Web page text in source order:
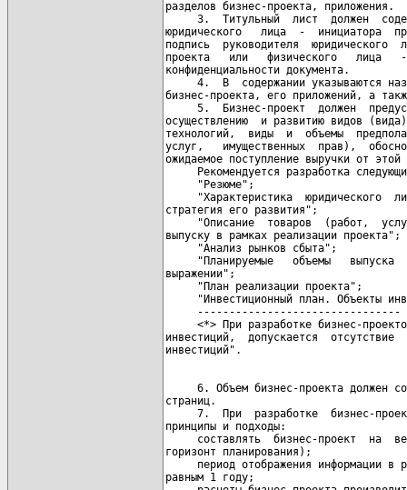
разделов бизнес-проекта, приложения.
3.  Титульный  лист  должен
юридического   лица  -  инициатора
подпись  руководителя  юридического
проекта   или   физического   лица
конфиденциальности документа.
4.  В  содержании указываются
бизнес-проекта, его приложений, а
5.  Бизнес-проект  должен
осуществлению  и развитию видов
технологий,  виды  и  объемы
услуг,   имущественных  прав),
ожидаемое поступление выручки от этой
Рекомендуется разработка
     "Резюме";
"Характеристика  юридического
стратегия его развития";
"Описание  товаров  (работ,
выпуску в рамках реализации проекта";
     "Анализ рынков сбыта";
"Планируемые   объемы   выпуска
выражении";
     "План реализации проекта";
"Инвестиционный план. Объекты
     --------------------------------
<*> При разработке бизнес-
инвестиций,  допускается  отсутствие
6. Объем бизнес-проекта должен
страниц.
7.  При  разработке  бизнес-
принципы и подходы:
составлять  бизнес-проект  на
горизонт планирования);
период отображения информации в
равным 1 году;